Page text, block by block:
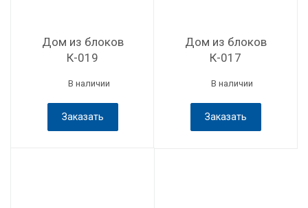
Дом из блоков
К-019
В наличии
Заказать
Дом из блоков
К-017
В наличии
Заказать